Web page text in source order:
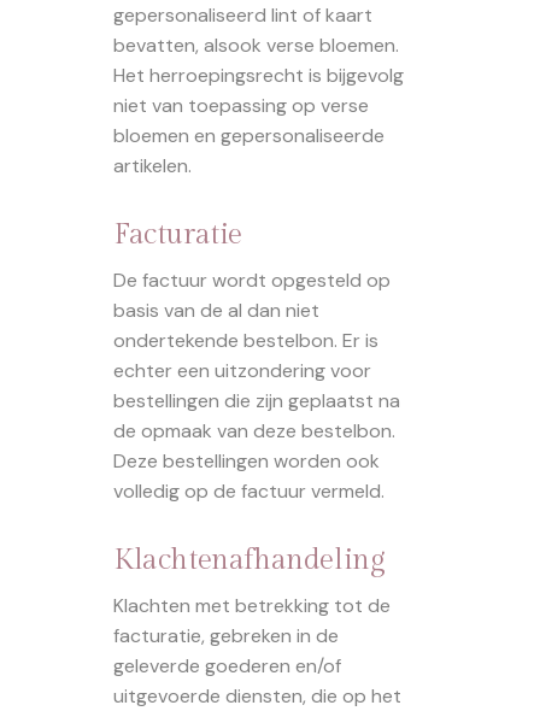
gepersonaliseerd lint of kaart
bevatten, alsook verse bloemen.
Het herroepingsrecht is bijgevolg
niet van toepassing op verse
bloemen en gepersonaliseerde
artikelen.
Facturatie
De factuur wordt opgesteld op
basis van de al dan niet
ondertekende bestelbon. Er is
echter een uitzondering voor
bestellingen die zijn geplaatst na
de opmaak van deze bestelbon.
Deze bestellingen worden ook
volledig op de factuur vermeld.
Klachtenafhandeling
Klachten met betrekking tot de
facturatie, gebreken in de
geleverde goederen en/of
uitgevoerde diensten, die op het